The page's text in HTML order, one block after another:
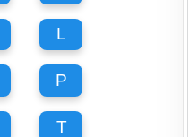
L
P
T